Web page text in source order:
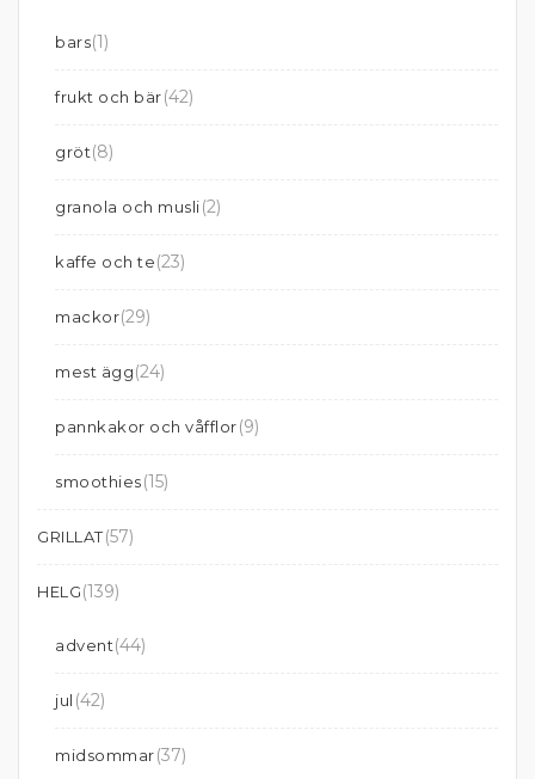
bars(1)
frukt och bär(42)
gröt(8)
granola och musli(2)
kaffe och te(23)
mackor(29)
mest ägg(24)
pannkakor och våfflor(9)
smoothies(15)
GRILLAT(57)
HELG(139)
advent(44)
jul (42)
midsommar(37)